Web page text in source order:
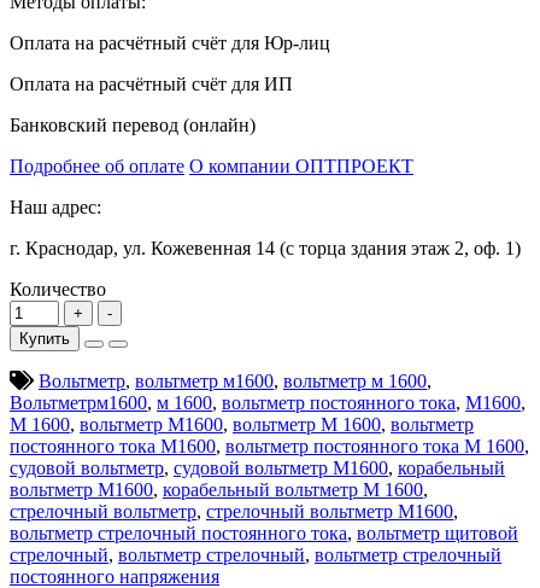
Оплата на расчётный счёт для Юр-лиц
Оплата на расчётный счёт для ИП
Банковский перевод (онлайн)
Подробнее об оплате О компании ОПТПРОЕКТ
Наш адрес:
г. Краснодар, ул. Кожевенная 14 (с торца здания этаж 2, оф. 1)
Количество
Купить
Вольтметр, вольтметр м1600, вольтметр м 1600,
Вольтметрм1600, м 1600, вольтметр постоянного тока, М1600,
М 1600, вольтметр М1600, вольтметр М 1600, вольтметр
постоянного тока М1600, вольтметр постоянного тока М 1600,
судовой вольтметр, судовой вольтметр М1600, корабельный
вольтметр М1600, корабельный вольтметр М 1600,
стрелочный вольтметр, стрелочный вольтметр М1600,
вольтметр стрелочный постоянного тока, вольтметр щитовой
стрелочный, вольтметр стрелочный, вольтметр стрелочный
постоянного напряжения